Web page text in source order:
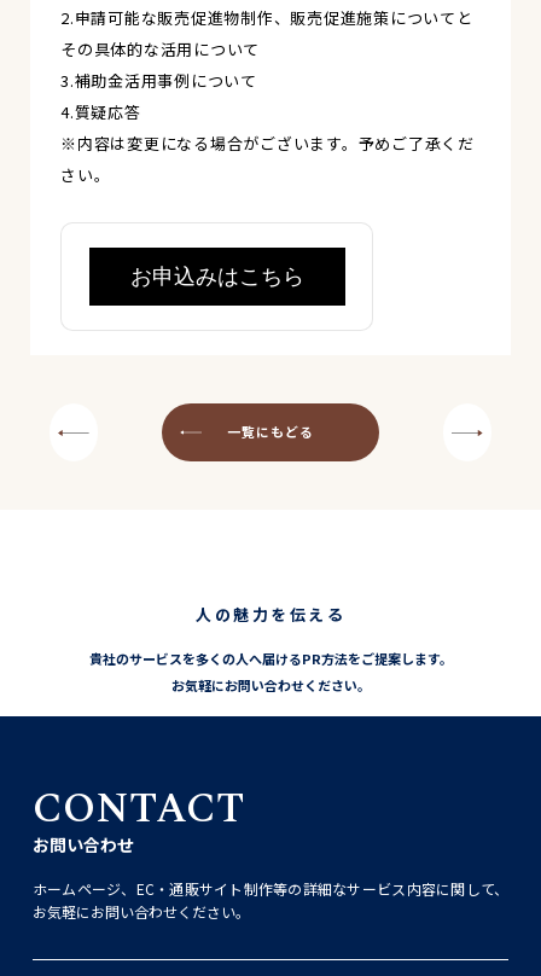
2.申請可能な販売促進物制作、販売促進施策についてと
その具体的な活用について
3.補助金活用事例について
4.質疑応答
※内容は変更になる場合がございます。予めご了承くだ
さい。
お申込みはこちら
一覧にもどる
人の魅力を伝える
貴社のサービスを多くの人へ届けるPR方法をご提案します。
お気軽にお問い合わせください。
CONTACT
お問い合わせ
ホームページ、EC・通販サイト制作等の詳細なサービス内容に関して、
お気軽にお問い合わせください。